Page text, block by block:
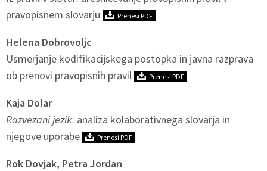
pravopisnem slovarju
Prenesi PDF
Helena Dobrovoljc
Usmerjanje kodifikacijskega postopka in javna razprava
ob prenovi pravopisnih pravil
Prenesi PDF
Kaja Dolar
Razvezani jezik: analiza kolaborativnega slovarja in
njegove uporabe
Prenesi PDF
Rok Dovjak, Petra Jordan